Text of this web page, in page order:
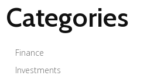
Categories
Finance
Investments